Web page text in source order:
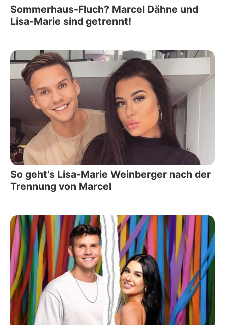
Sommerhaus-Fluch? Marcel Dähne und
Lisa-Marie sind getrennt!
So geht's Lisa-Marie Weinberger nach der
Trennung von Marcel